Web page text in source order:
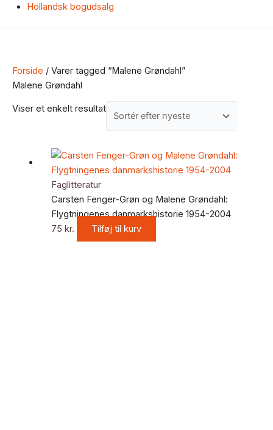
Hollandsk bogudsalg
Forside / Varer tagged “Malene Grøndahl”
Malene Grøndahl
Viser et enkelt resultat
Faglitteratur
Carsten Fenger-Grøn og Malene Grøndahl:
Flygtningenes danmarkshistorie 1954-2004
75 kr. Tilføj til kurv